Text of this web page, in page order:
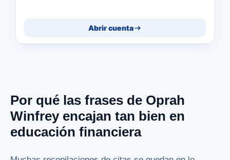
Abrir cuenta
Por qué las frases de Oprah
Winfrey encajan tan bien en
educación financiera